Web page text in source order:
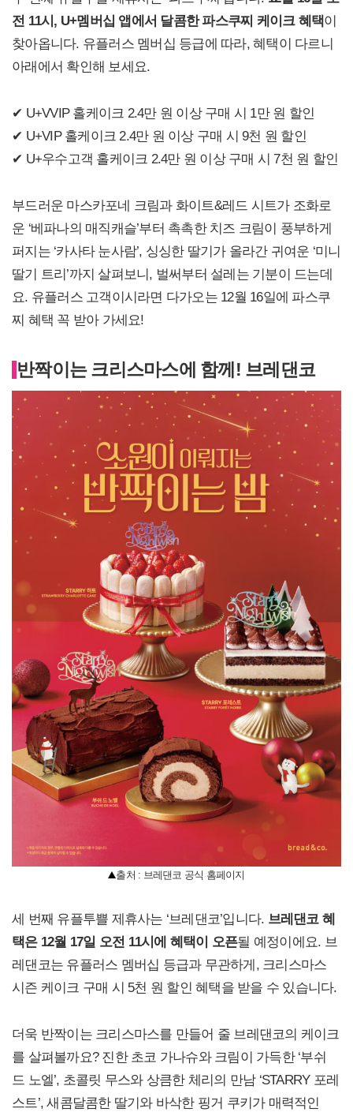
전 11시, U+멤버십 앱에서 달콤한 파스쿠찌 케이크 혜택이
찾아옵니다. 유플러스 멤버십 등급에 따라, 혜택이 다르니
아래에서 확인해 보세요.
✔ U+VVIP 홀케이크 2.4만 원 이상 구매 시 1만 원 할인
✔ U+VIP 홀케이크 2.4만 원 이상 구매 시 9천 원 할인
✔ U+우수고객 홀케이크 2.4만 원 이상 구매 시 7천 원 할인
부드러운 마스카포네 크림과 화이트&레드 시트가 조화로
운 ‘베파나의 매직캐슬’부터 촉촉한 치즈 크림이 풍부하게
퍼지는 ‘카사타 눈사람’, 싱싱한 딸기가 올라간 귀여운 ‘미니
딸기 트리’까지 살펴보니, 벌써부터 설레는 기분이 드는데
요. 유플러스 고객이시라면 다가오는 12월 16일에 파스쿠
찌 혜택 꼭 받아 가세요!
반짝이는 크리스마스에 함께! 브레댄코
출처 : 브레댄코 공식 홈페이지
세 번째 유플투쁠 제휴사는 ‘브레댄코’입니다. 브레댄코 혜
택은 12월 17일 오전 11시에 혜택이 오픈될 예정이에요. 브
레댄코는 유플러스 멤버십 등급과 무관하게, 크리스마스
시즌 케이크 구매 시 5천 원 할인 혜택을 받을 수 있습니다.
더욱 반짝이는 크리스마스를 만들어 줄 브레댄코의 케이크
를 살펴볼까요? 진한 초코 가나슈와 크림이 가득한 ‘부쉬
드 노엘’, 초콜릿 무스와 상큼한 체리의 만남 ‘STARRY 포레
스트’, 새콤달콤한 딸기와 바삭한 핑거 쿠키가 매력적인